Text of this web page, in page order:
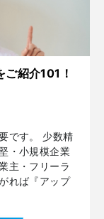
紹介101！
です。 少数精
・小規模企業
主・フリーラ
れば『アップ